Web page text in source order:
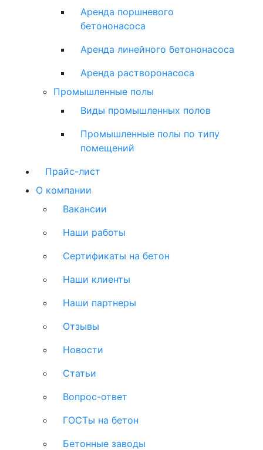
Аренда поршневого
бетононасоса
Аренда линейного бетононасоса
Аренда растворонасоса
Промышленные полы
Виды промышленных полов
Промышленные полы по типу
помещений
Прайс-лист
О компании
Вакансии
Наши работы
Сертификаты на бетон
Наши клиенты
Наши партнеры
Отзывы
Новости
Статьи
Вопрос-ответ
ГОСТы на бетон
Бетонные заводы